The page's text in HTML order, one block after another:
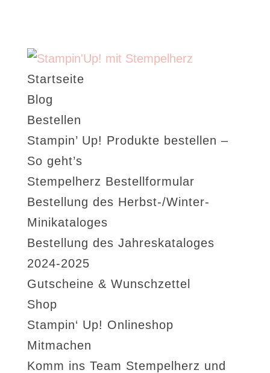
Startseite
Blog
Bestellen
Stampin’ Up! Produkte bestellen –
So geht’s
Stempelherz Bestellformular
Bestellung des Herbst-/Winter-
Minikataloges
Bestellung des Jahreskataloges
2024-2025
Gutscheine & Wunschzettel
Shop
Stampin‘ Up! Onlineshop
Mitmachen
Komm ins Team Stempelherz und